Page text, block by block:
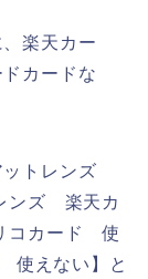
楽天カー
カードな
ットレンズ
ンズ 楽天カ
コカード 使
使えない】と